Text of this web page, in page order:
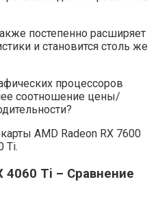
постепенно расширяет
и становится столь же
процессоров
соотношение цены/
AMD Radeon RX 7600
Ti.
4060 Ti – Сравнение